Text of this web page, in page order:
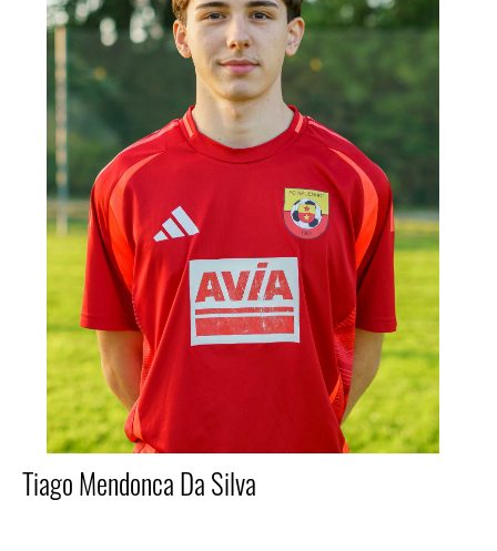
Tiago Mendonca Da Silva